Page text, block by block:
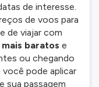
de interesse.
de voos para
de viajar com
baratos e
ou chegando
pode aplicar
sua passagem